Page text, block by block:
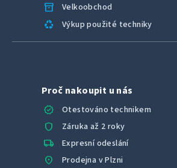
inventory_2 Velkoobchod
recycling Výkup použité techniky
Proč nakoupit u nás
verified
Otestováno technikem
shield Záruka až 2 roky
local_shipping Expresní odeslání
location_on Prodejna v Plzni